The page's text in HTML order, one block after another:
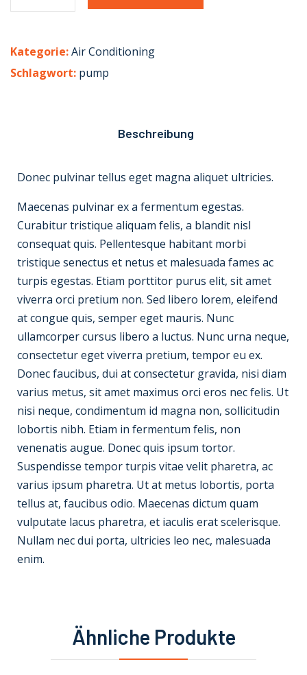
Kategorie:Air Conditioning
Schlagwort: pump
Beschreibung
Donec pulvinar tellus eget magna aliquet ultricies.
Maecenas pulvinar ex a fermentum egestas.
Curabitur tristique aliquam felis, a blandit nisl
consequat quis. Pellentesque habitant morbi
tristique senectus et netus et malesuada fames ac
turpis egestas. Etiam porttitor purus elit, sit amet
viverra orci pretium non. Sed libero lorem, eleifend
at congue quis, semper eget mauris. Nunc
ullamcorper cursus libero a luctus. Nunc urna neque,
consectetur eget viverra pretium, tempor eu ex.
Donec faucibus, dui at consectetur gravida, nisi diam
varius metus, sit amet maximus orci eros nec felis. Ut
nisi neque, condimentum id magna non, sollicitudin
lobortis nibh. Etiam in fermentum felis, non
venenatis augue. Donec quis ipsum tortor.
Suspendisse tempor turpis vitae velit pharetra, ac
varius ipsum pharetra. Ut at metus lobortis, porta
tellus at, faucibus odio. Maecenas dictum quam
vulputate lacus pharetra, et iaculis erat scelerisque.
Nullam nec dui porta, ultricies leo nec, malesuada
enim.
Ähnliche Produkte